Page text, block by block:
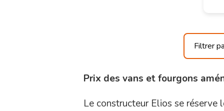
Prix des vans et fourgons
Le constructeur Elios se